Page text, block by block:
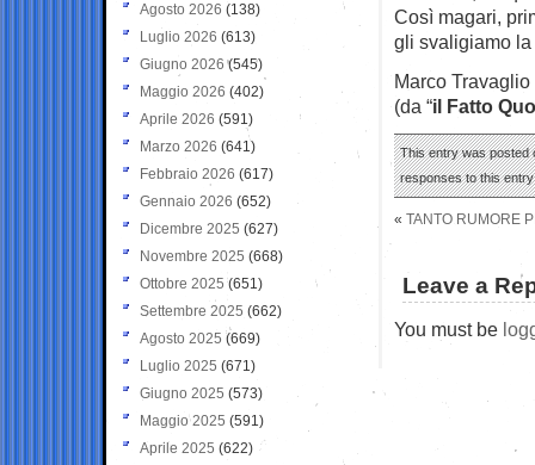
Così magari,
gli svaligiamo la
Marco Travaglio
(da “il Fatto
This entry was posted
responses to this
« TANTO RUMORE
Leave a
You must be
Agosto 2026 (138)
Luglio 2026 (613)
Giugno 2026 (545)
Maggio 2026 (402)
Aprile 2026 (591)
Marzo 2026 (641)
Febbraio 2026 (617)
Gennaio 2026 (652)
Dicembre 2025 (627)
Novembre 2025 (668)
Ottobre 2025 (651)
Settembre 2025 (662)
Agosto 2025 (669)
Luglio 2025 (671)
Giugno 2025 (573)
Maggio 2025 (591)
Aprile 2025 (622)